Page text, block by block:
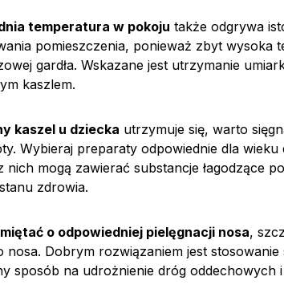
temperatura w pokoju także odgrywa
pomieszczenia, ponieważ zbyt wysoka
gardła. Wskazane jest utrzymanie
kaszlem.
kaszel u dziecka utrzymuje się, warto
Wybieraj preparaty odpowiednie dla
nich mogą zawierać substancje łagodzące
zdrowia.
o odpowiedniej pielęgnacji nosa,
nosa. Dobrym rozwiązaniem jest
sposób na udrożnienie dróg oddechowych